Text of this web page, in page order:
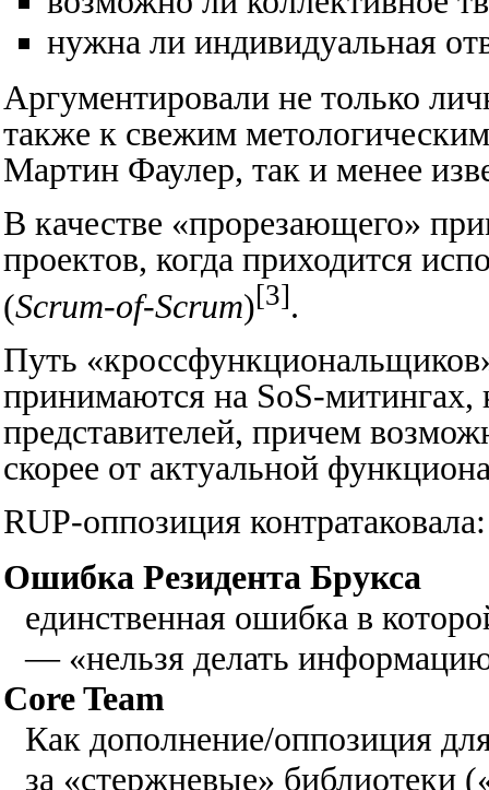
нужна ли индивидуальная
Аргументировали не только
также к свежим
Мартин Фаулер, так и менее
В качестве «прорезающего»
проектов, когда приходится
(Scrum-of-Scrum)[3].
Путь
принимаются на SoS-митингах,
представителей, причем
скорее от актуальной
RUP-оппозиция контратаковала:
Ошибка Резидента Брукса
единственная ошибка в
— «нельзя делать
Core Team
Как дополнение/оппозиция
за «стержневые» библиотеки